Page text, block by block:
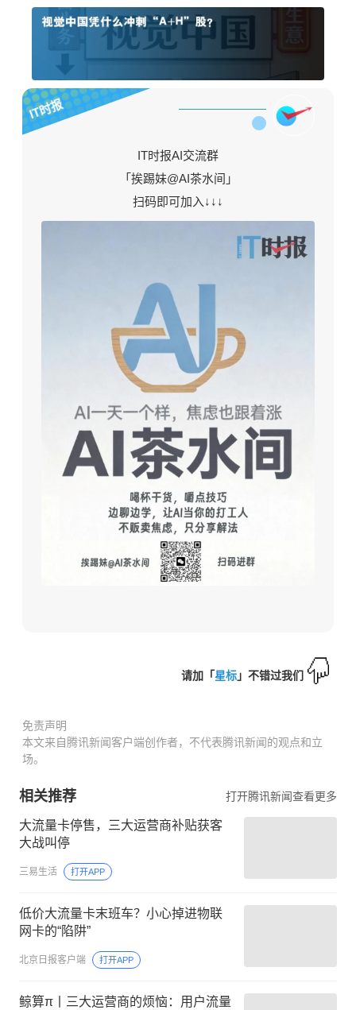
IT时报
IT时报AI交流群
「挨踢妹@AI茶水间」
扫码即可加入↓↓↓
请加「星标」不错过我们
免责声明
本文来自腾讯新闻客户端创作者，不代表腾讯新闻的观点和立
场。
相关推荐 打开腾讯新闻查看更多
大流量卡停售，三大运营商补贴获客
大战叫停
三易生活 打开APP
低价大流量卡末班车？小心掉进物联
网卡的“陷阱”
北京日报客户端 打开APP
鲸算π丨三大运营商的烦恼：用户流量